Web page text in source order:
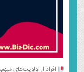
افراد از اولویت‌های